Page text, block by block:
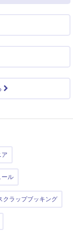
ア
ール
クラップブッキング